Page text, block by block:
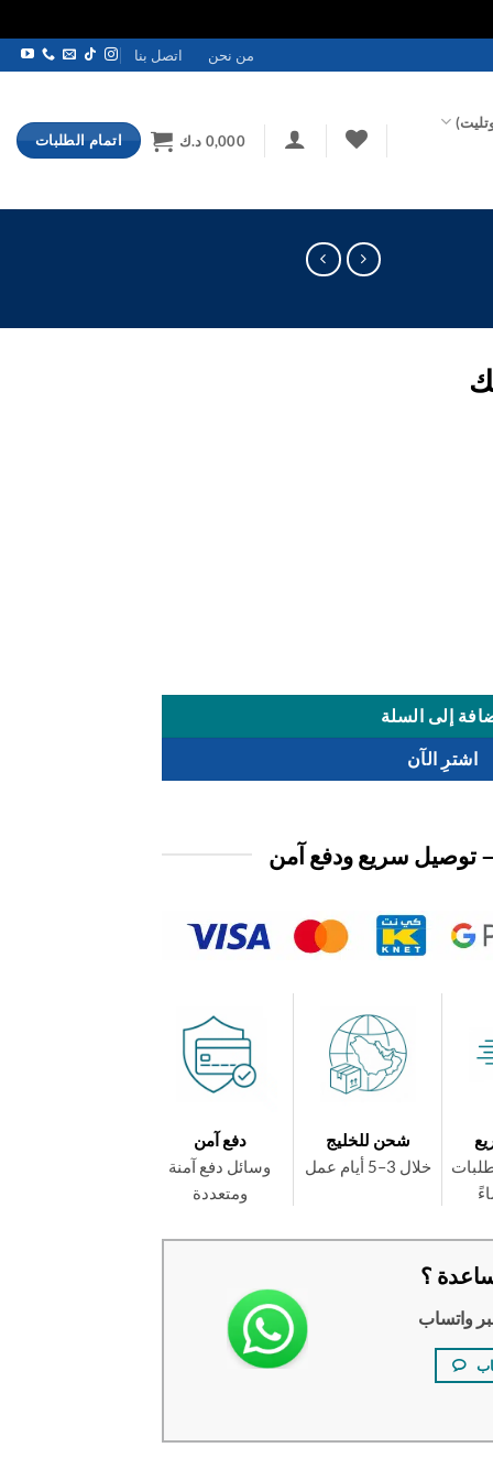
من نحن اتصل بنا
0,000 د.ك اتمام الطلبات
إلى السلة
اشترِ الآن
توصيل سريع ودفع آمن
شحن للخليج
خلال 3–5 أيام عمل
دفع آمن
وسائل دفع آمنة
ومتعددة
؟
واتساب